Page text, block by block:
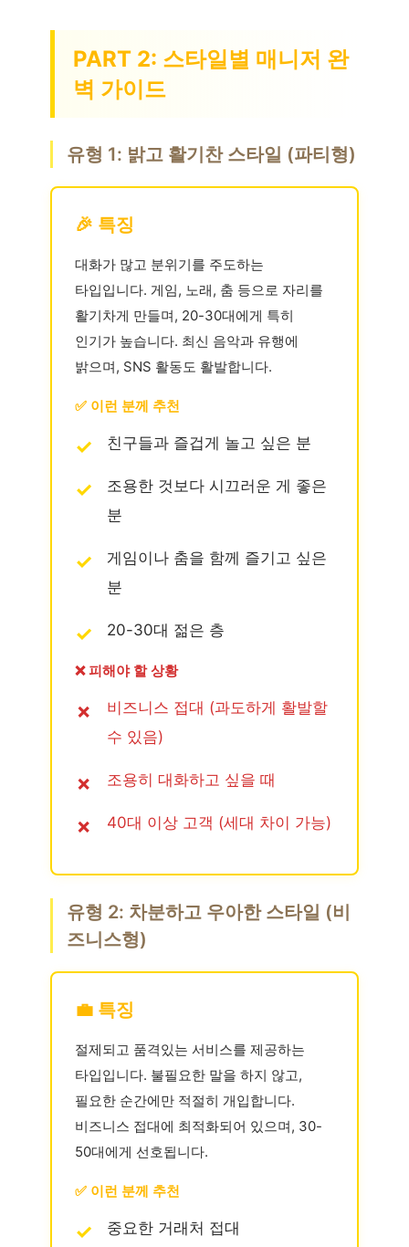
PART 2: 스타일별 매니저 완
벽 가이드
유형 1: 밝고 활기찬 스타일 (파티형)
🎉 특징
대화가 많고 분위기를 주도하는
타입입니다. 게임, 노래, 춤 등으로 자리를
활기차게 만들며, 20-30대에게 특히
인기가 높습니다. 최신 음악과 유행에
밝으며, SNS 활동도 활발합니다.
✅ 이런 분께 추천
친구들과 즐겁게 놀고 싶은 분
조용한 것보다 시끄러운 게 좋은
분
게임이나 춤을 함께 즐기고 싶은
분
20-30대 젊은 층
❌ 피해야 할 상황
비즈니스 접대 (과도하게 활발할
수 있음)
조용히 대화하고 싶을 때
40대 이상 고객 (세대 차이 가능)
유형 2: 차분하고 우아한 스타일 (비
즈니스형)
💼 특징
절제되고 품격있는 서비스를 제공하는
타입입니다. 불필요한 말을 하지 않고,
필요한 순간에만 적절히 개입합니다.
비즈니스 접대에 최적화되어 있으며, 30-
50대에게 선호됩니다.
✅ 이런 분께 추천
중요한 거래처 접대